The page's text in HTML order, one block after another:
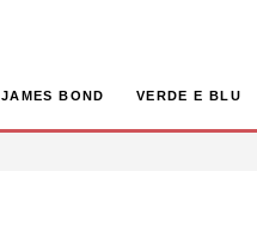
JAMES BOND VERDE E BLU